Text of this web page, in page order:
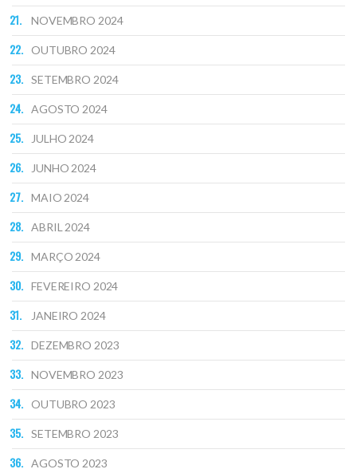
NOVEMBRO 2024
OUTUBRO 2024
SETEMBRO 2024
AGOSTO 2024
JULHO 2024
JUNHO 2024
MAIO 2024
ABRIL 2024
MARÇO 2024
FEVEREIRO 2024
JANEIRO 2024
DEZEMBRO 2023
NOVEMBRO 2023
OUTUBRO 2023
SETEMBRO 2023
AGOSTO 2023